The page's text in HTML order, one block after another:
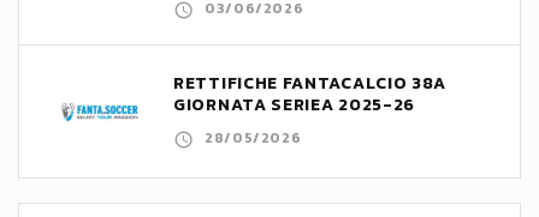
03/06/2026
RETTIFICHE FANTACALCIO 38A
GIORNATA SERIEA 2025-26
28/05/2026